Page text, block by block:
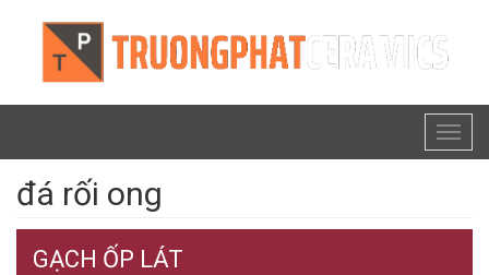
đá rối ong
GẠCH ỐP LÁT